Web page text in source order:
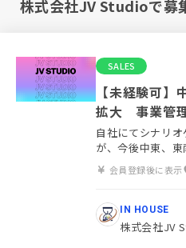
株式会社JV Studioで募
SALES
【未経験可
拡大 事業管
自社にてシナリ
が、今後中東、
会員登録後に表示
IN HOUSE
株式会社JV